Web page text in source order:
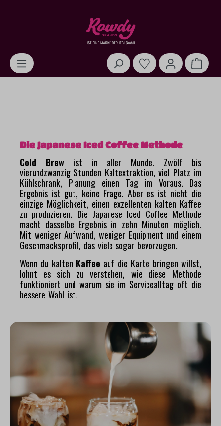
Die Japanese Iced Coffee Methode
Cold Brewist in aller Munde. Zwölf bis
vierundzwanzig Stunden Kaltextraktion, viel Platz im
Kühlschrank, Planung einen Tag im Voraus. Das
Ergebnis ist gut, keine Frage. Aber es ist nicht die
einzige Möglichkeit, einen exzellenten kalten Kaffee
zu produzieren. Die Japanese Iced Coffee Methode
macht dasselbe Ergebnis in zehn Minuten möglich.
Mit weniger Aufwand, weniger Equipment und einem
Geschmacksprofil, das viele sogar bevorzugen.
Wenn du kalten Kaffee auf die Karte bringen willst,
lohnt es sich zu verstehen, wie diese Methode
funktioniert und warum sie im Servicealltag oft die
bessere Wahl ist.